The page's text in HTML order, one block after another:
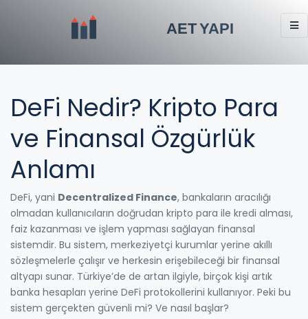
DeFi Nedir? Kripto Para
ve Finansal Özgürlük
Anlamı
DeFi, yani Decentralized Finance, bankaların aracılığı
olmadan kullanıcıların doğrudan kripto para ile kredi alması,
faiz kazanması ve işlem yapması sağlayan finansal
sistemdir. Bu sistem, merkeziyetçi kurumlar yerine akıllı
sözleşmelerle çalışır ve herkesin erişebileceği bir finansal
altyapı sunar. Türkiye’de de artan ilgiyle, birçok kişi artık
banka hesapları yerine DeFi protokollerini kullanıyor. Peki bu
sistem gerçekten güvenli mi? Ve nasıl başlar?